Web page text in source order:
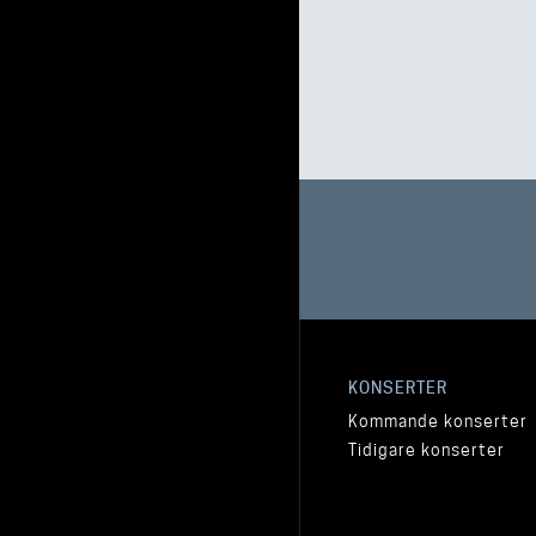
KONSERTER
Kommande konserter
Tidigare konserter